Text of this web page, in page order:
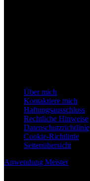
Über mich
Kontaktiere mich
Haftungsausschluss
Rechtliche Hinweise
Datenschutzrichtlinie
Cookie-Richtlinie
Seitenübersicht
Anwendung Meister